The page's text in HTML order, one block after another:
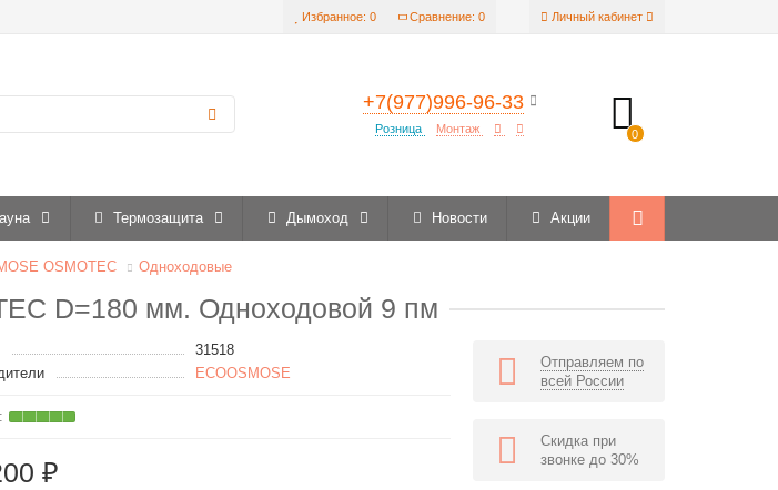
Личный кабинет
Сравнение: 0
Избранное: 0
+7(977)996-96-33
Розница Монтаж 0
Термозащита Дымоход Новости Акции
OSMOTEC Одноходовые
D=180 мм. Одноходовой 9 пм
31518
ECOOSMOSE
₽
Отправляем по
всей России
Скидка при
звонке до 30%